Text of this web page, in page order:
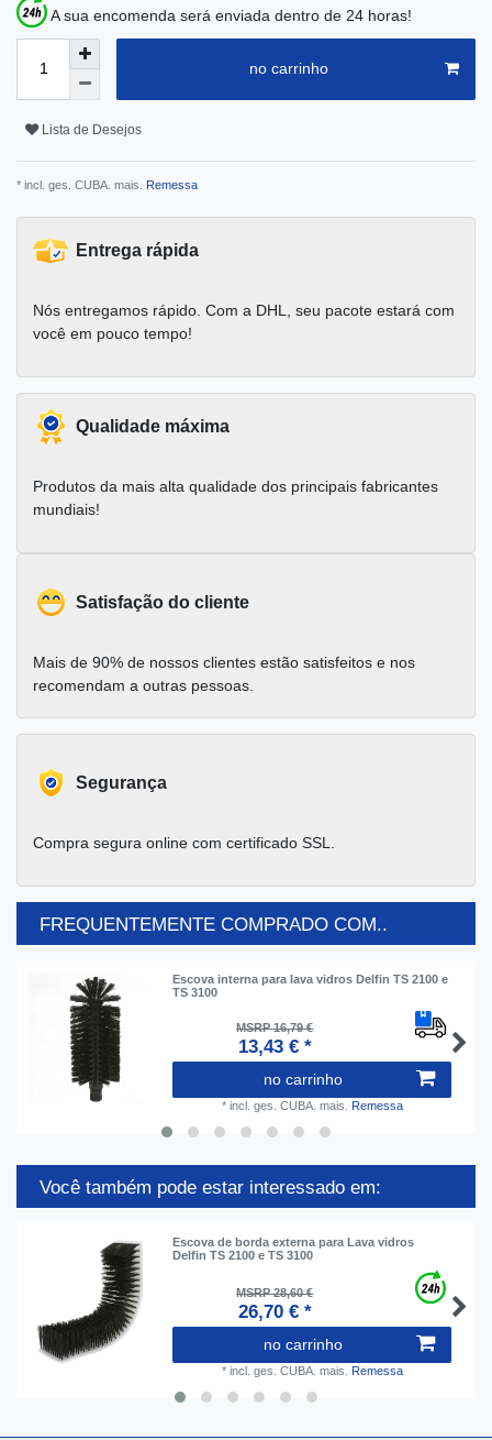
A sua encomenda será enviada dentro de 24 horas!
no carrinho
Lista de Desejos
* incl. ges. CUBA. mais. Remessa
Entrega rápida
Nós entregamos rápido. Com a DHL, seu pacote estará com
você em pouco tempo!
Qualidade máxima
Produtos da mais alta qualidade dos principais fabricantes
mundiais!
Satisfação do cliente
Mais de 90% de nossos clientes estão satisfeitos e nos
recomendam a outras pessoas.
Segurança
Compra segura online com certificado SSL.
FREQUENTEMENTE COMPRADO COM..
Escova interna para lava vidros Delfin TS 2100 e
TS 3100
MSRP 16,79 €
13,43 € *
no carrinho
* incl. ges. CUBA. mais. Remessa
Você também pode estar interessado em:
Escova de borda externa para Lava vidros
Delfin TS 2100 e TS 3100
MSRP 28,60 €
26,70 € *
no carrinho
* incl. ges. CUBA. mais. Remessa